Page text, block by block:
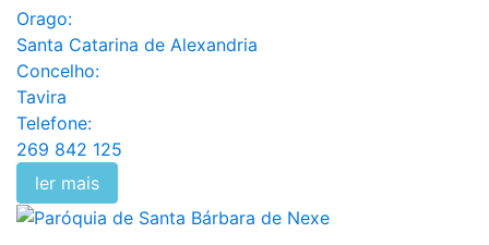
Orago:
Santa Catarina de Alexandria
Concelho:
Tavira
Telefone:
269 842 125
ler mais